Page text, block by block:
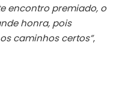
encontro premiado, o
honra, pois
caminhos certos”,